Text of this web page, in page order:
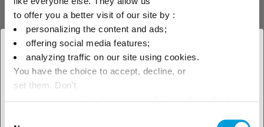
to offer you a better visit of our site by :
personalizing the content and ads;
offering social media features;
analyzing traffic on our site using cookies.
You have the choice to accept, decline, or
set them. Don't
× Sluit
Selecteer je geografische
Isobutaan R-600a
R-600a is een koolwaterstof,
ontvlambaar, gebruikt ter
vervanging van R-12. De norm
EN-378 raadplegen voor de